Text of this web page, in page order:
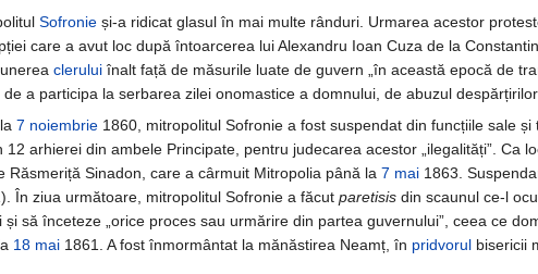
Sofronie și-a ridicat glasul în mai multe rânduri. Urmarea acestor
care a avut loc după întoarcerea lui Alexandru Ioan Cuza de la
clerului înalt față de măsurile luate de guvern „în această epocă de
a participa la serbarea zilei onomastice a domnului, de abuzul
7 noiembrie 1860, mitropolitul Sofronie a fost suspendat din funcțiile sale
arhierei din ambele Principate, pentru judecarea acestor „ilegalități”. Ca
Răsmeriță Sinadon, care a cârmuit Mitropolia până la 7 mai 1863.
În ziua următoare, mitropolitul Sofronie a făcut paretisis din scaunul ce-l
să înceteze „orice proces sau urmărire din partea guvernului”, ceea ce
18 mai 1861. A fost înmormântat la mănăstirea Neamț, în pridvorul bisericii